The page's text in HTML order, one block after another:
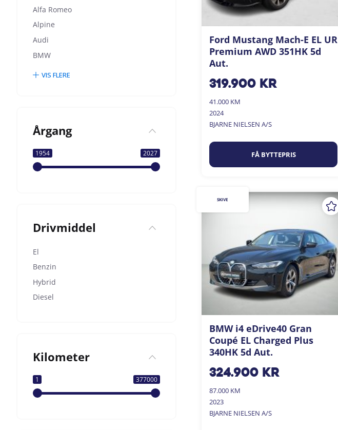
Alfa Romeo
Alpine
Audi
BMW
VIS FLERE
Årgang
1954 2027
Drivmiddel
El
Benzin
Hybrid
Diesel
Kilometer
1 377000
Ford Mustang Mach-E EL UR
Premium AWD 351HK 5d
Aut.
319.900kr
41.000 KM
2024
BJARNE NIELSEN A/S
FÅ BYTTEPRIS
BMW i4 eDrive40 Gran
Coupé EL Charged Plus
340HK 5d Aut.
324.900kr
87.000 KM
2023
BJARNE NIELSEN A/S
SKIVE